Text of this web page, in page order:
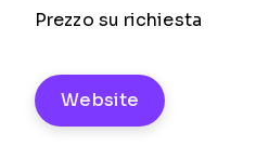
Prezzo su richiesta
Website